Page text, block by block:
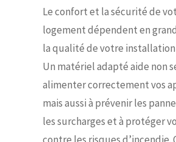
Le confort et la sécurité de
logement dépendent en
la qualité de votre
Un matériel adapté aide non
alimenter correctement vos
mais aussi à prévenir les
les surcharges et à protéger